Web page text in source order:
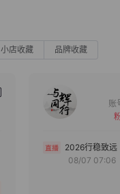
小店收藏 品牌收藏
2026行稳致远
08/07 07:06